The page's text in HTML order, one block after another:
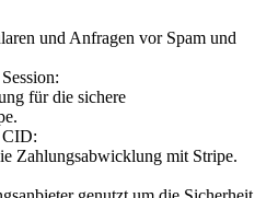
und Anfragen vor Spam und
für die sichere
CID:
Zahlungsabwicklung mit Stripe.